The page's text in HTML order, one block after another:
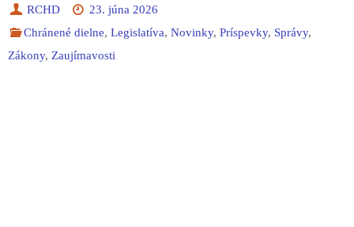
RCHD
23. júna 2026
Chránené dielne,Legislatíva,Novinky,Príspevky, Správy,
Zákony, Zaujímavosti